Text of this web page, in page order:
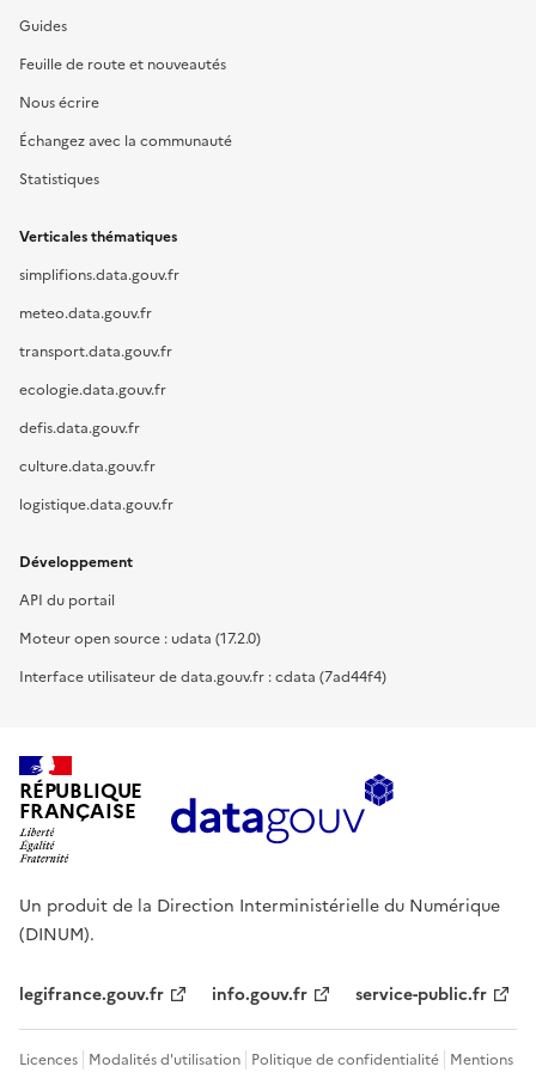
Guides
Feuille de route et nouveautés
Nous écrire
Échangez avec la communauté
Statistiques
Verticales thématiques
simplifions.data.gouv.fr
meteo.data.gouv.fr
transport.data.gouv.fr
ecologie.data.gouv.fr
defis.data.gouv.fr
culture.data.gouv.fr
logistique.data.gouv.fr
Développement
API du portail
Moteur open source : udata (17.2.0)
Interface utilisateur de data.gouv.fr : cdata (7ad44f4)
RÉPUBLIQUE
FRANÇAISE
Un produit de la Direction Interministérielle du Numérique
(DINUM).
legifrance.gouv.fr info.gouv.fr service-public.fr
Licences Modalités d'utilisation Politique de confidentialité Mentions